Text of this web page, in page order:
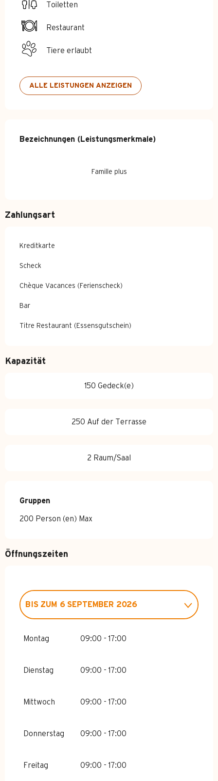
Toiletten
Restaurant
Tiere erlaubt
ALLE LEISTUNGEN ANZEIGEN
Leistungensmöglichkeiten
Bezeichnungen (Leistungsmerkmale)
Bezeichnungen (Leistungsmerkmale)
Famille plus
Zahlungsart
Kreditkarte
Scheck
Chèque Vacances (Ferienscheck)
Bar
Titre Restaurant (Essensgutschein)
Kapazität
150 Gedeck(e)
250 Auf der Terrasse
2 Raum/Saal
Gruppen
Gruppen
200 Person (en) Max
Öffnungszeiten
APRIL 2026
BIS ZUM 6 SEPTEMBER 2026
Montag 09:00 - 17:00
Dienstag 09:00 - 17:00
Mittwoch 09:00 - 17:00
Donnerstag 09:00 - 17:00
Freitag 09:00 - 17:00